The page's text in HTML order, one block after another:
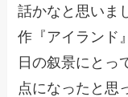
話かなと思いま
作『アイランド
日の叙景にとっ
点になったと思